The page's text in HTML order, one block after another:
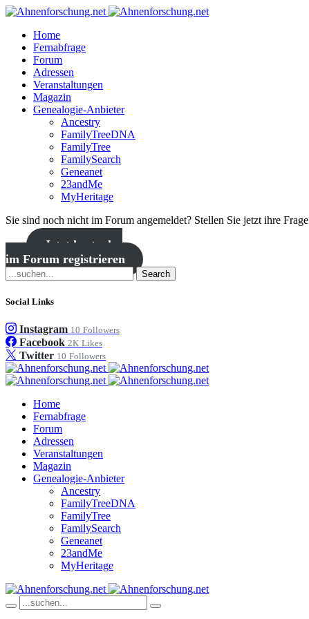
Home
Fernabfrage
Forum
Adressen
Veranstaltungen
Magazin
Genealogie-Anbieter
Ancestry
FamilyTreeDNA
FamilyTree
FamilySearch
Geneanet
23andMe
MyHeritage
Sie sind noch nicht im Forum angemeldet? Stellen Sie jetzt ihre
Jetzt kostenlos
im Forum registrieren
Search
Social Links
Instagram 10 Followers
Facebook 2K Likes
Twitter 10 Followers
Home
Fernabfrage
Forum
Adressen
Veranstaltungen
Magazin
Genealogie-Anbieter
Ancestry
FamilyTreeDNA
FamilyTree
FamilySearch
Geneanet
23andMe
MyHeritage